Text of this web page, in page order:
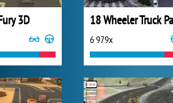
3D
6 979x